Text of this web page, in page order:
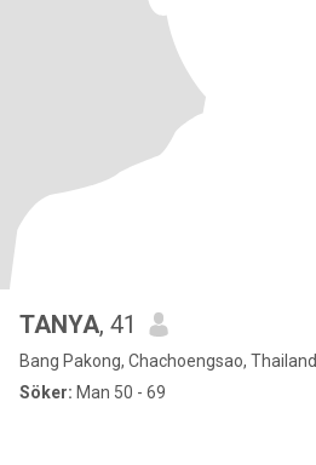
TANYA, 41
Bang Pakong, Chachoengsao, Thailand
Söker: Man 50 - 69